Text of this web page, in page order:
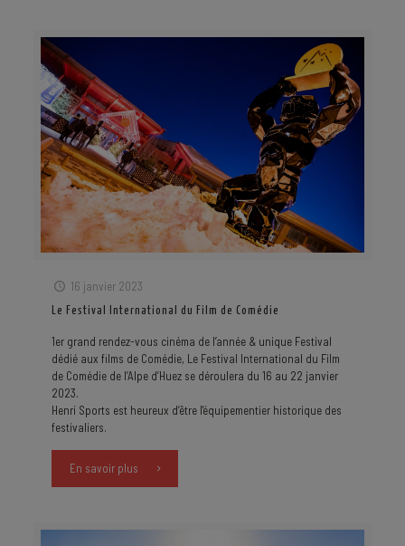
16 janvier 2023
Le Festival International du Film de Comédie
1er grand rendez-vous cinéma de l’année & unique Festival
dédié aux films de Comédie, Le Festival International du Film
de Comédie de l’Alpe d’Huez se déroulera du 16 au 22 janvier
2023.
Henri Sports est heureux d’être l'équipementier historique des
festivaliers.
En savoir plus